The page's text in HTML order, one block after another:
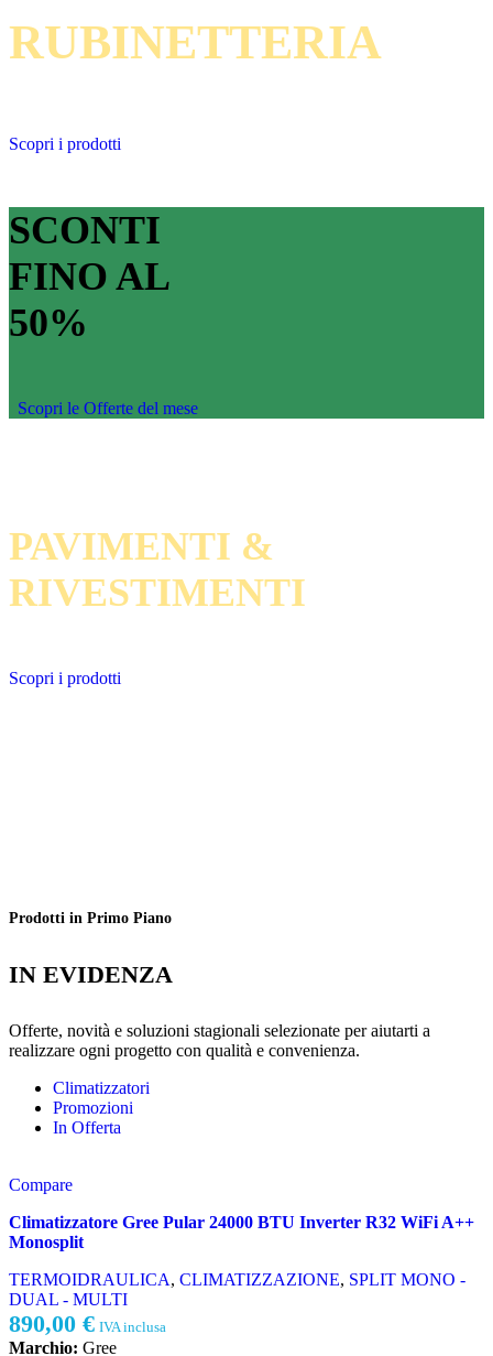
RUBINETTERIA
Scopri i prodotti
SCONTI
FINO AL
50%
Scopri le Offerte del mese
PAVIMENTI &
RIVESTIMENTI
Scopri i prodotti
Prodotti in Primo Piano
IN EVIDENZA
Offerte, novità e soluzioni stagionali selezionate per aiutarti a
realizzare ogni progetto con qualità e convenienza.
Climatizzatori
Promozioni
In Offerta
Compare
Climatizzatore Gree Pular 24000 BTU Inverter R32 WiFi A++
Monosplit
TERMOIDRAULICA, CLIMATIZZAZIONE, SPLIT MONO -
DUAL - MULTI
890,00 € IVA inclusa
Marchio: Gree